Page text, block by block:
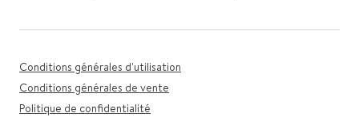
Conditions générales d'utilisation
Conditions générales de vente
Politique de confidentialité